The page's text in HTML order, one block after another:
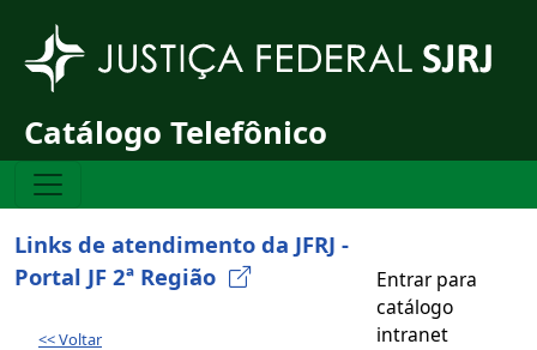
Catálogo Telefônico
Links de atendimento da JFRJ -
Portal JF 2ª Região
<< Voltar
Entrar para
catálogo
intranet